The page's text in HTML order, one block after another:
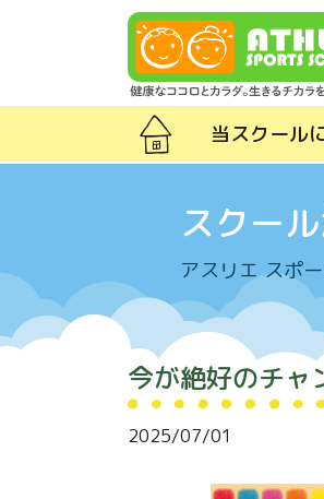
当スクール
スクー
アスリエ スポ
今が絶好のチ
2025/07/01